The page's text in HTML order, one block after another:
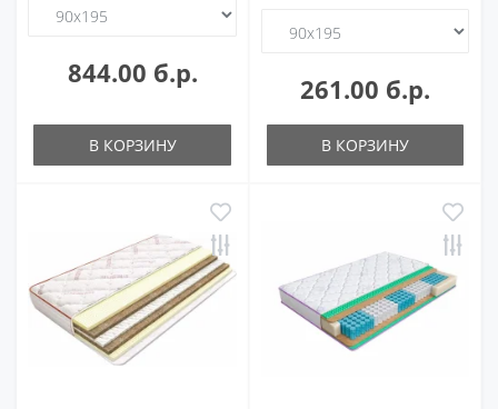
844.00 б.р.
В КОРЗИНУ
261.00 б.р.
В КОРЗИНУ